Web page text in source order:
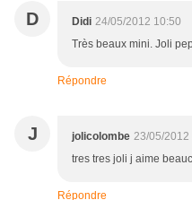
D Didi 24/05/2012 10:50
Très beaux mini. Joli
Répondre
J jolicolombe 23/05/2012
tres tres joli j aime
Répondre